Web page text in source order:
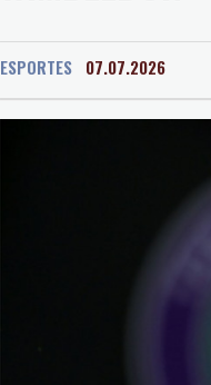
ESPORTES 07.07.2026